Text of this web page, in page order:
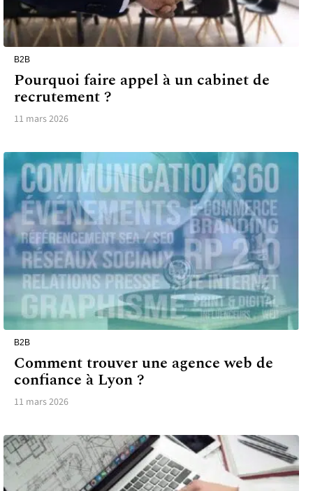
B2B
Pourquoi faire appel à un cabinet de
recrutement ?
11 mars 2026
B2B
Comment trouver une agence web de
confiance à Lyon ?
11 mars 2026